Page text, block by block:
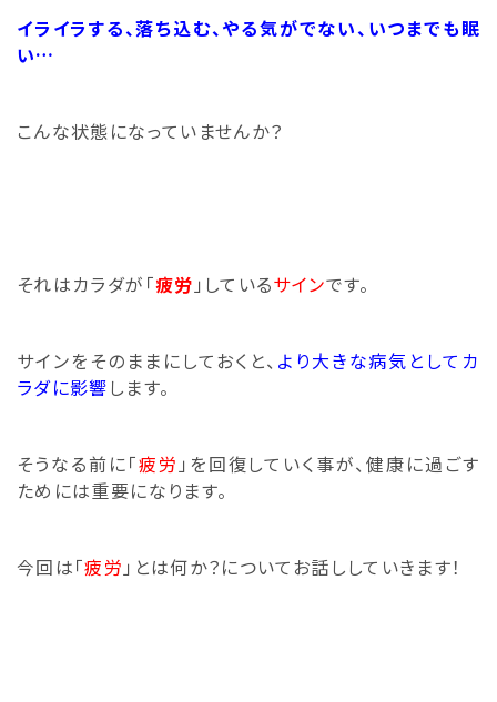
イライラする、落ち込む、やる気がでない、いつまでも眠
い…
こんな状態になっていませんか？
それはカラダが「疲労 」しているサインです。
サインをそのままにしておくと、 より大きな病気としてカ
ラダに影響 します。
そうなる前に「疲労 」を回復していく事が、健康に過ごす
ためには重要になります。
今回は「疲労 」とは何か？についてお話ししていきます！